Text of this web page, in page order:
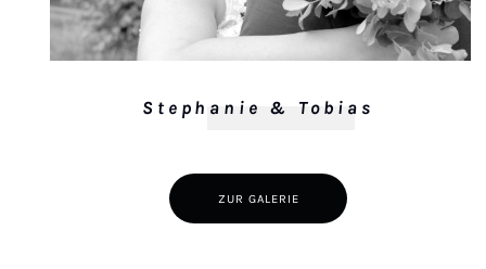
Stephanie & Tobias
ZUR GALERIE